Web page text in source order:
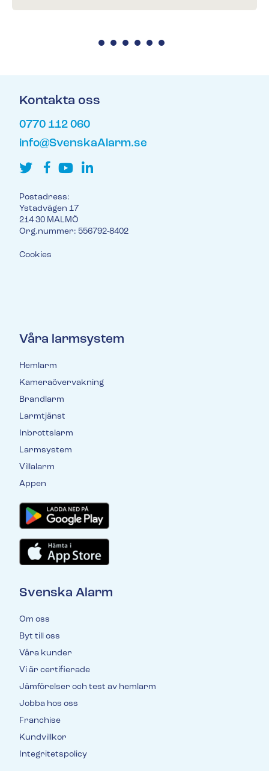
Kontakta oss
0770 112 060
info@SvenskaAlarm.se
Postadress:
Ystadvägen 17
214 30 MALMÖ
Org.nummer: 556792-8402
Cookies
Våra larmsystem
Hemlarm
Kameraövervakning
Brandlarm
Larmtjänst
Inbrottslarm
Larmsystem
Villalarm
Appen
Svenska Alarm
Om oss
Byt till oss
Våra kunder
Vi är certifierade
Jämförelser och test av hemlarm
Jobba hos oss
Franchise
Kundvillkor
Integritetspolicy